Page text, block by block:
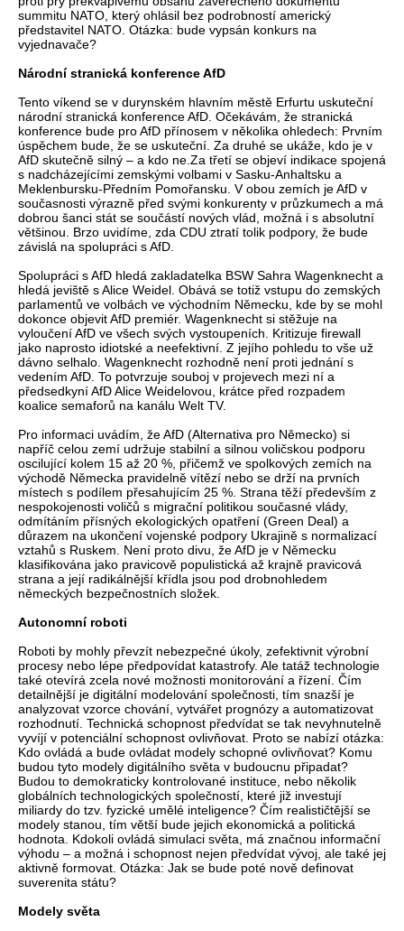
summitu NATO, který ohlásil bez podrobností americký
představitel NATO. Otázka: bude vypsán konkurs na
vyjednavače?
Národní stranická konference AfD
Tento víkend se v durynském hlavním městě Erfurtu uskuteční
národní stranická konference AfD. Očekávám, že stranická
konference bude pro AfD přínosem v několika ohledech: Prvním
úspěchem bude, že se uskuteční. Za druhé se ukáže, kdo je v
AfD skutečně silný – a kdo ne.Za třetí se objeví indikace spojená
s nadcházejícími zemskými volbami v Sasku-Anhaltsku a
Meklenbursku-Předním Pomořansku. V obou zemích je AfD v
současnosti výrazně před svými konkurenty v průzkumech a má
dobrou šanci stát se součástí nových vlád, možná i s absolutní
většinou. Brzo uvidíme, zda CDU ztratí tolik podpory, že bude
závislá na spolupráci s AfD.
Spolupráci s AfD hledá zakladatelka BSW Sahra Wagenknecht a
hledá jeviště s Alice Weidel. Obává se totiž vstupu do zemských
parlamentů ve volbách ve východním Německu, kde by se mohl
dokonce objevit AfD premiér. Wagenknecht si stěžuje na
vyloučení AfD ve všech svých vystoupeních. Kritizuje firewall
jako naprosto idiotské a neefektivní. Z jejího pohledu to vše už
dávno selhalo. Wagenknecht rozhodně není proti jednání s
vedením AfD. To potvrzuje souboj v projevech mezi ní a
předsedkyní AfD Alice Weidelovou, krátce před rozpadem
koalice semaforů na kanálu Welt TV.
Pro informaci uvádím, že AfD (Alternativa pro Německo) si
napříč celou zemí udržuje stabilní a silnou voličskou podporu
oscilující kolem 15 až 20 %, přičemž ve spolkových zemích na
východě Německa pravidelně vítězí nebo se drží na prvních
místech s podílem přesahujícím 25 %. Strana těží především z
nespokojenosti voličů s migrační politikou současné vlády,
odmítáním přísných ekologických opatření (Green Deal) a
důrazem na ukončení vojenské podpory Ukrajině s normalizací
vztahů s Ruskem. Není proto divu, že AfD je v Německu
klasifikována jako pravicově populistická až krajně pravicová
strana a její radikálnější křídla jsou pod drobnohledem
německých bezpečnostních složek.
Autonomní roboti
Roboti by mohly převzít nebezpečné úkoly, zefektivnit výrobní
procesy nebo lépe předpovídat katastrofy. Ale tatáž technologie
také otevírá zcela nové možnosti monitorování a řízení. Čím
detailnější je digitální modelování společnosti, tím snazší je
analyzovat vzorce chování, vytvářet prognózy a automatizovat
rozhodnutí. Technická schopnost předvídat se tak nevyhnutelně
vyvíjí v potenciální schopnost ovlivňovat. Proto se nabízí otázka:
Kdo ovládá a bude ovládat modely schopné ovlivňovat? Komu
budou tyto modely digitálního světa v budoucnu připadat?
Budou to demokraticky kontrolované instituce, nebo několik
globálních technologických společností, které již investují
miliardy do tzv. fyzické umělé inteligence? Čím realističtější se
modely stanou, tím větší bude jejich ekonomická a politická
hodnota. Kdokoli ovládá simulaci světa, má značnou informační
výhodu – a možná i schopnost nejen předvídat vývoj, ale také jej
aktivně formovat. Otázka: Jak se bude poté nově definovat
suverenita státu?
Modely světa